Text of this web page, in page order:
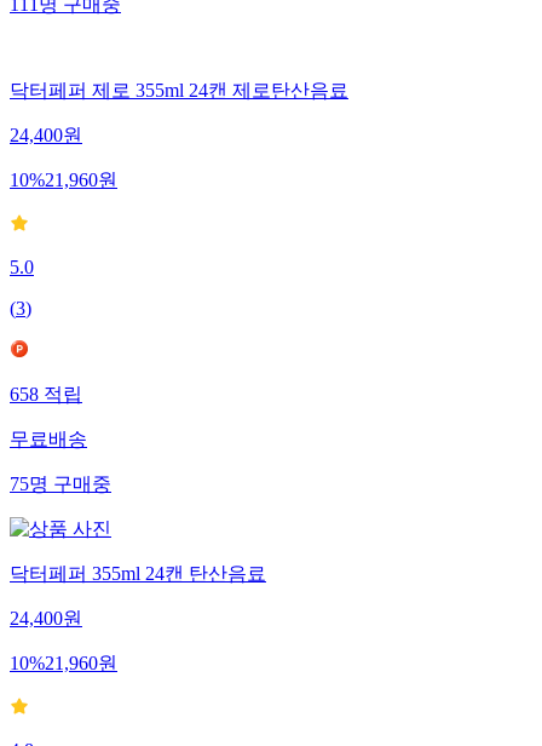
111명구매중
닥터페퍼 제로 355ml 24캔 제로탄산음료
24,400원
10%21,960원
5.0
(3)
658적립
무료배송
75명구매중
닥터페퍼 355ml 24캔 탄산음료
24,400원
10%21,960원